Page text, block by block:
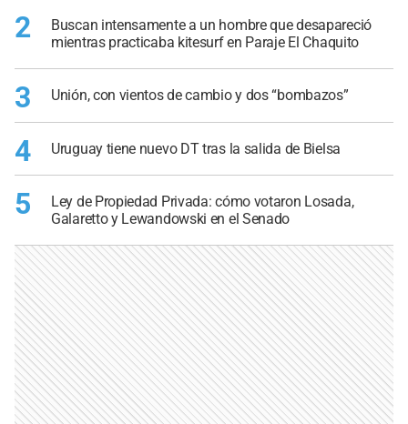
2
Buscan intensamente a un hombre que desapareció
mientras practicaba kitesurf en Paraje El Chaquito
3 Unión, con vientos de cambio y dos “bombazos”
4 Uruguay tiene nuevo DT tras la salida de Bielsa
5
Ley de Propiedad Privada: cómo votaron Losada,
Galaretto y Lewandowski en el Senado